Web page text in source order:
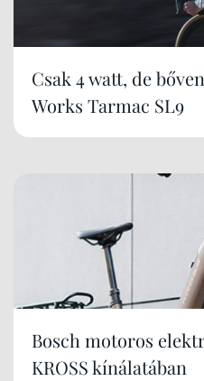
Csak 4 watt, de
Works Tarmac SL9
Bosch motoros
KROSS kínálatában